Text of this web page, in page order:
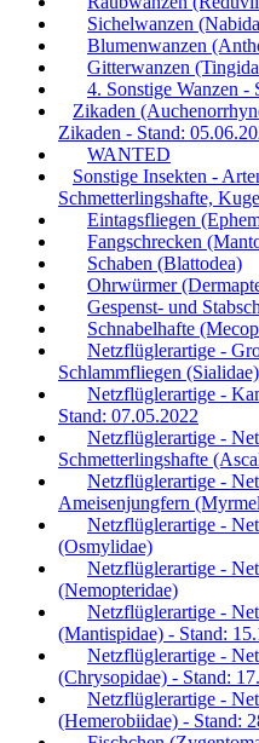
Sichelwanzen
Blumenwanzen
Gitterwanzen
4. Sonstige Wanzen -
Zikaden
Zikaden - Stand:
WANTED
Sonstige Insekten -
Schmetterlingshafte,
Eintagsfliegen
Fangschrecken
Schaben (Blattodea)
Ohrwürmer
Gespenst- und
Schnabelhafte
Netzflüglerartige -
Schlammfliegen
Netzflüglerartige -
Stand: 07.05.2022
Netzflüglerartige -
Schmetterlingshafte
Netzflüglerartige -
Ameisenjungfern
Netzflüglerartige -
(Osmylidae)
Netzflüglerartige -
(Nemopteridae)
Netzflüglerartige -
(Mantispidae) - Stand:
Netzflüglerartige -
(Chrysopidae) - Stand:
Netzflüglerartige -
(Hemerobiidae) - Stand: